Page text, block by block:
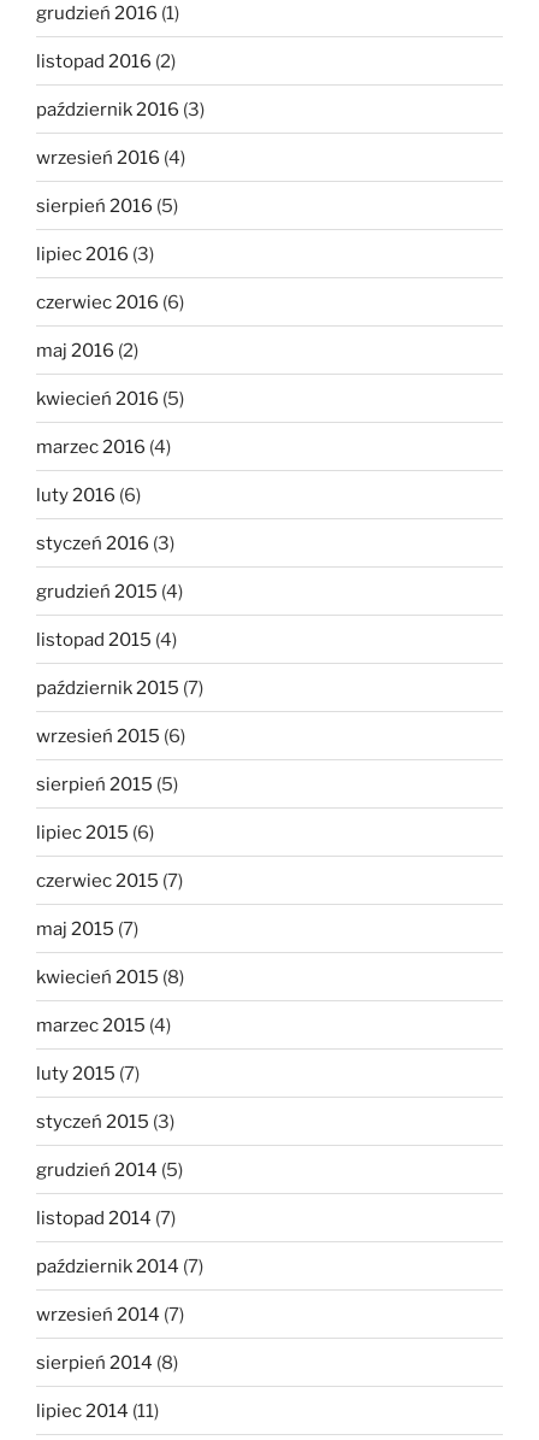
grudzień 2016 (1)
listopad 2016 (2)
październik 2016 (3)
wrzesień 2016 (4)
sierpień 2016 (5)
lipiec 2016 (3)
czerwiec 2016 (6)
maj 2016 (2)
kwiecień 2016 (5)
marzec 2016 (4)
luty 2016 (6)
styczeń 2016 (3)
grudzień 2015 (4)
listopad 2015 (4)
październik 2015 (7)
wrzesień 2015 (6)
sierpień 2015 (5)
lipiec 2015 (6)
czerwiec 2015 (7)
maj 2015 (7)
kwiecień 2015 (8)
marzec 2015 (4)
luty 2015 (7)
styczeń 2015 (3)
grudzień 2014 (5)
listopad 2014 (7)
październik 2014 (7)
wrzesień 2014 (7)
sierpień 2014 (8)
lipiec 2014 (11)